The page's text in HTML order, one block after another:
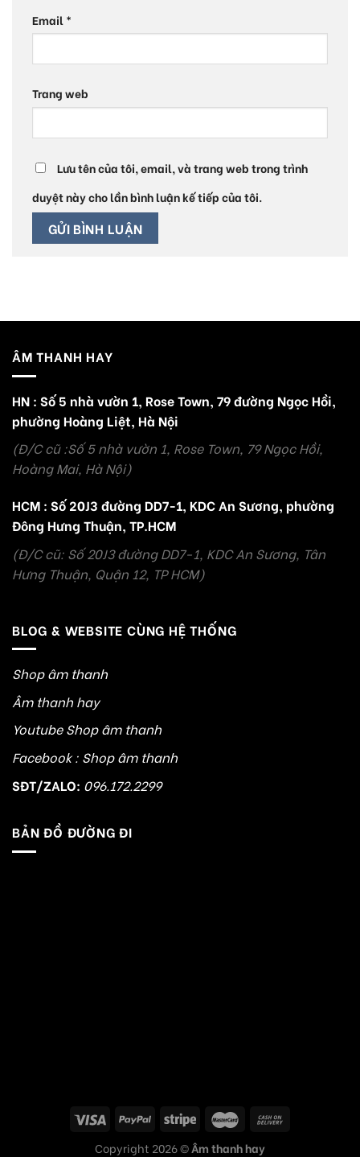
Email *
Trang web
Lưu tên của tôi, email, và trang web trong trình
duyệt này cho lần bình luận kế tiếp của tôi.
ÂM THANH HAY
HN : Số 5 nhà vườn 1, Rose Town, 79 đường Ngọc Hồi,
phường Hoàng Liệt, Hà Nội
(Đ/C cũ :Số 5 nhà vườn 1, Rose Town, 79 Ngọc Hồi,
Hoàng Mai, Hà Nội)
HCM : Số 20J3 đường DD7-1, KDC An Sương, phường
Đông Hưng Thuận, TP.HCM
(Đ/C cũ: Số 20J3 đường DD7-1, KDC An Sương, Tân
Hưng Thuận, Quận 12, TP HCM)
BLOG & WEBSITE CÙNG HỆ THỐNG
Shop âm thanh
Âm thanh hay
Youtube Shop âm thanh
Facebook : Shop âm thanh
SĐT/ZALO: 096.172.2299
BẢN ĐỒ ĐƯỜNG ĐI
Copyright 2026 ©Âm thanh hay